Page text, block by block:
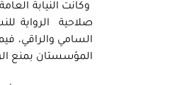
وكانت النيابة
صلاحية الرواية
السامي والراقي،
المؤسستان بمنع